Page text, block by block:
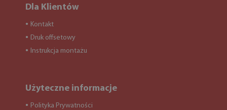
Dla Klientów
● Kontakt
● Druk offsetowy
● Instrukcja montażu
Użyteczne informacje
● Polityka Prywatności